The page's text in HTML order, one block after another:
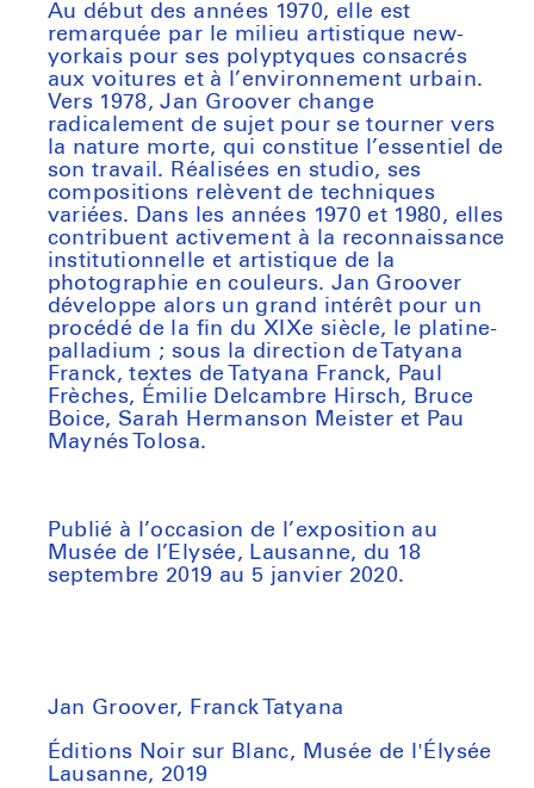
Au début des années 1970, elle est
remarquée par le milieu artistique new-
yorkais pour ses polyptyques consacrés
aux voitures et à l’environnement urbain.
Vers 1978, Jan Groover change
radicalement de sujet pour se tourner vers
la nature morte, qui constitue l’essentiel de
son travail. Réalisées en studio, ses
compositions relèvent de techniques
variées. Dans les années 1970 et 1980, elles
contribuent activement à la reconnaissance
institutionnelle et artistique de la
photographie en couleurs. Jan Groover
développe alors un grand intérêt pour un
procédé de la fin du XIXe siècle, le platine-
palladium ; sous la direction de Tatyana
Franck, textes de Tatyana Franck, Paul
Frèches, Émilie Delcambre Hirsch, Bruce
Boice, Sarah Hermanson Meister et Pau
Maynés Tolosa.
Publié à l’occasion de l’exposition au
Musée de l’Elysée, Lausanne, du 18
septembre 2019 au 5 janvier 2020.
Jan Groover, Franck Tatyana
Éditions Noir sur Blanc, Musée de l'Élysée
Lausanne, 2019